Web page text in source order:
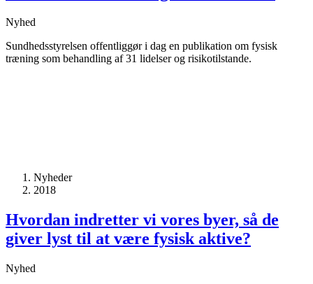
Nyhed
Sundhedsstyrelsen offentliggør i dag en publikation om fysisk
træning som behandling af 31 lidelser og risikotilstande.
Nyheder
2018
Hvordan indretter vi vores byer, så de
giver lyst til at være fysisk aktive?
Nyhed